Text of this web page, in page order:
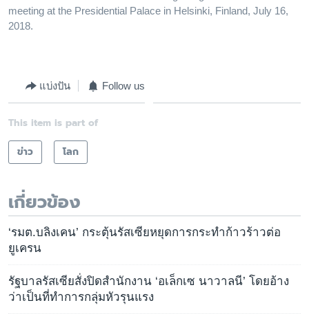
meeting at the Presidential Palace in Helsinki, Finland, July 16,
2018.
แบ่งปัน Follow us
This item is part of
ข่าว
โลก
เกี่ยวข้อง
‘รมต.บลิงเคน’ กระตุ้นรัสเซียหยุดการกระทำก้าวร้าวต่อ
ยูเครน
รัฐบาลรัสเซียสั่งปิดสำนักงาน ‘อเล็กเซ นาวาลนี’ โดยอ้าง
ว่าเป็นที่ทำการกลุ่มหัวรุนแรง